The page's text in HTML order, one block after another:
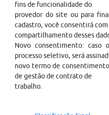
fins de funcionalidade do
provedor do site ou para
cadastro, você consentirá com
compartilhamento desses
Novo consentimento: caso
processo seletivo, será
novo termo de
de gestão de contrato de
trabalho.